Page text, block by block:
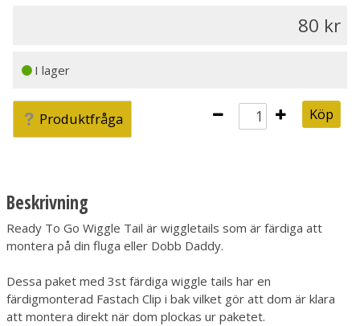
80
I lager
Produktfråga Köp
Beskrivning
Ready To Go Wiggle Tail är wiggletails som är färdiga att
montera på din fluga eller Dobb Daddy.
Dessa paket med 3st färdiga wiggle tails har en
färdigmonterad Fastach Clip i bak vilket gör att dom är klara
att montera direkt när dom plockas ur paketet.